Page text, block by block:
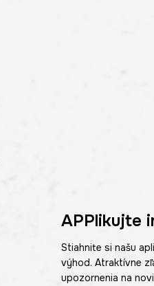
APPlikujte
Stiahnite si našu
výhod. Atraktívne
upozornenia na